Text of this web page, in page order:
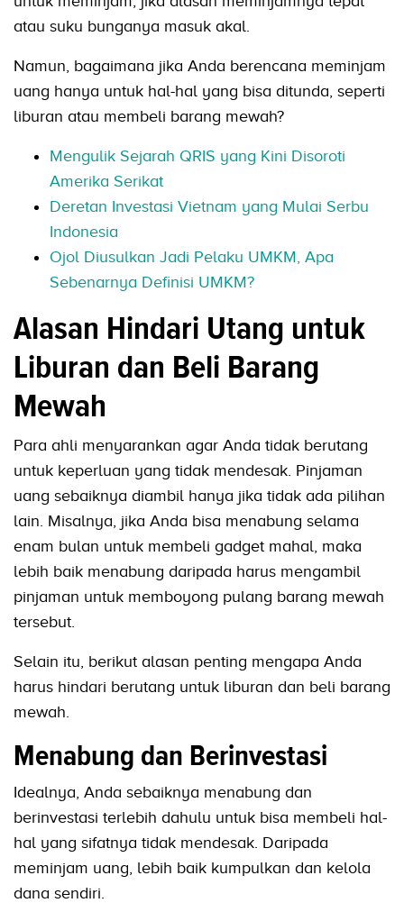
atau suku bunganya masuk akal.
Namun, bagaimana jika Anda berencana meminjam
uang hanya untuk hal-hal yang bisa ditunda, seperti
liburan atau membeli barang mewah?
Mengulik Sejarah QRIS yang Kini Disoroti
Amerika Serikat
Deretan Investasi Vietnam yang Mulai Serbu
Indonesia
Ojol Diusulkan Jadi Pelaku UMKM, Apa
Sebenarnya Definisi UMKM?
Alasan Hindari Utang untuk
Liburan dan Beli Barang
Mewah
Para ahli menyarankan agar Anda tidak berutang
untuk keperluan yang tidak mendesak. Pinjaman
uang sebaiknya diambil hanya jika tidak ada pilihan
lain. Misalnya, jika Anda bisa menabung selama
enam bulan untuk membeli gadget mahal, maka
lebih baik menabung daripada harus mengambil
pinjaman untuk memboyong pulang barang mewah
tersebut.
Selain itu, berikut alasan penting mengapa Anda
harus hindari berutang untuk liburan dan beli barang
mewah.
Menabung dan Berinvestasi
Idealnya, Anda sebaiknya menabung dan
berinvestasi terlebih dahulu untuk bisa membeli hal-
hal yang sifatnya tidak mendesak. Daripada
meminjam uang, lebih baik kumpulkan dan kelola
dana sendiri.